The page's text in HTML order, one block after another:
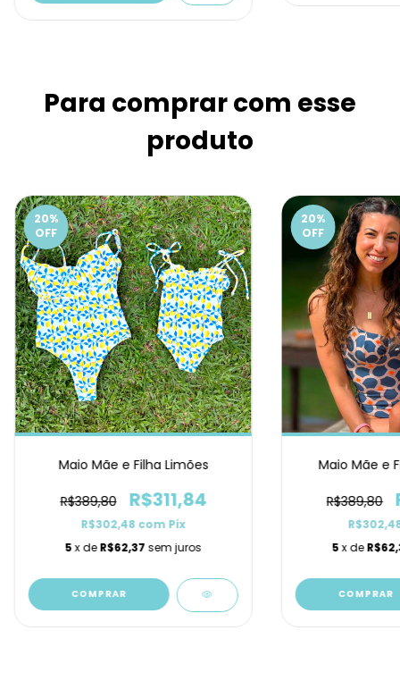
Para comprar com esse
produto
20%
OFF
Maio Mãe e Filha Limões
R$389,80 R$311,84
R$302,48 com Pix
5 x deR$62,37 sem juros
COMPRAR
20%
OFF
Maio Mãe e
R$389,80
5 x de
COMPRAR